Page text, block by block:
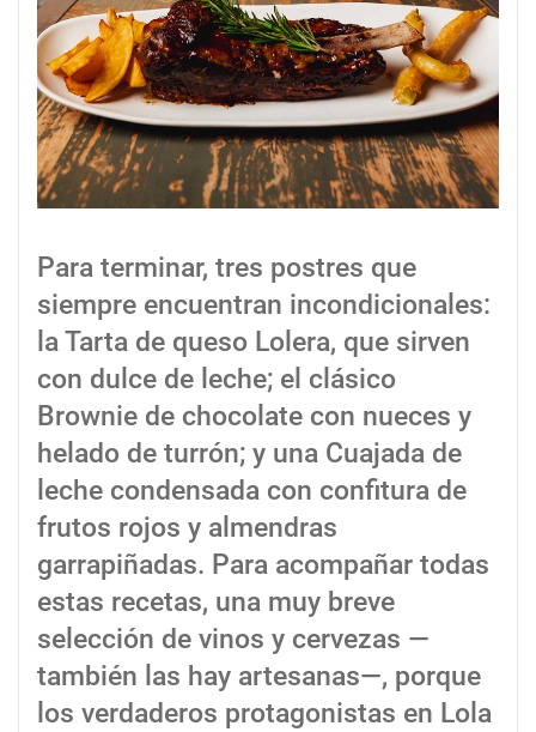
Para terminar, tres postres que
siempre encuentran incondicionales:
la Tarta de queso Lolera, que sirven
con dulce de leche; el clásico
Brownie de chocolate con nueces y
helado de turrón; y una Cuajada de
leche condensada con confitura de
frutos rojos y almendras
garrapiñadas. Para acompañar todas
estas recetas, una muy breve
selección de vinos y cervezas —
también las hay artesanas—, porque
los verdaderos protagonistas en Lola